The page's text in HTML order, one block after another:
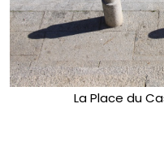
La Place du